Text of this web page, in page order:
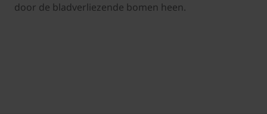
door de bladverliezende bomen heen.